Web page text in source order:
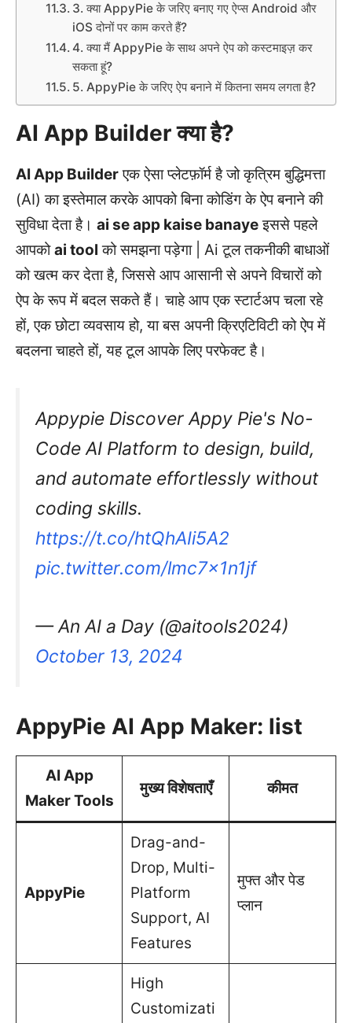
3. क्या AppyPie के जरिए बनाए गए ऐप्स Android और
iOS दोनों पर काम करते हैं?
4. क्या मैं AppyPie के साथ अपने ऐप को कस्टमाइज़ कर
सकता हूं?
5. AppyPie के जरिए ऐप बनाने में कितना समय लगता है?
AI App Builder क्या है?
AI App Builderएक ऐसा प्लेटफ़ॉर्म है जो कृत्रिम बुद्धिमत्ता
(AI) का इस्तेमाल करके आपको बिना कोडिंग के ऐप बनाने की
सुविधा देता है। ai se app kaise banayeइससे पहले
आपकोai tool को समझना पड़ेगा | Ai टूल तकनीकी बाधाओं
को खत्म कर देता है, जिससे आप आसानी से अपने विचारों को
ऐप के रूप में बदल सकते हैं। चाहे आप एक स्टार्टअप चला रहे
हों, एक छोटा व्यवसाय हो, या बस अपनी क्रिएटिविटी को ऐप में
बदलना चाहते हों, यह टूल आपके लिए परफेक्ट है।
Appypie Discover Appy Pie's No-
Code AI Platform to design, build,
and automate effortlessly without
coding skills.
https://t.co/htQhAIi5A2
pic.twitter.com/lmc7x1n1jf
— An AI a Day (@aitools2024)
October 13, 2024
AppyPie AI App Maker: list
AI App
Maker Tools
मुख्य विशेषताएँ कीमत
AppyPie
Drag-and-
Drop, Multi-
Platform
Support, AI
Features
मुफ्त और पेड
प्लान
High
Customizati